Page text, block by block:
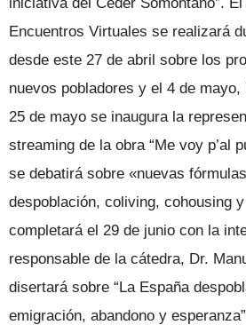
Encuentros Virtuales se realizará
desde este 27 de abril sobre los
nuevos pobladores y el 4 de
25 de mayo se inaugura la
streaming de la obra “Me voy p’al
se debatirá sobre «nuevas
despoblación, coliving, cohousing
completará el 29 de junio con la
responsable de la cátedra, Dr.
disertará sobre “La España
emigración, abandono y